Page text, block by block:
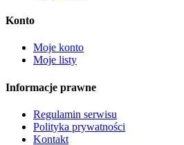
Konto
Moje konto
Moje listy
Informacje prawne
Regulamin serwisu
Polityka prywatności
Kontakt